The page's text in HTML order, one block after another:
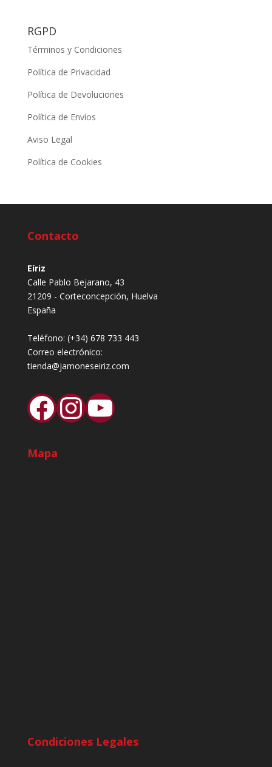
RGPD
Términos y Condiciones
Política de Privacidad
Política de Devoluciones
Política de Envíos
Aviso Legal
Política de Cookies
Contacto
Eíriz
Calle Pablo Bejarano, 43
21209 - Corteconcepción, Huelva
España
Teléfono: (+34) 678 733 443
Correo electrónico:
tienda@jamoneseiriz.com
Facebook
Instagram
YouTube
Mapa
Condiciones Legales